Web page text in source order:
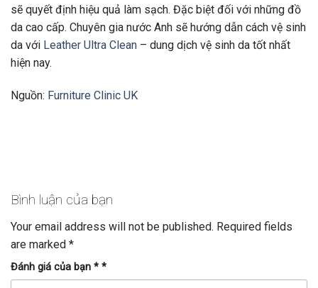
sẽ quyết định hiệu quả làm sạch. Đặc biệt đối với những đồ
da cao cấp. Chuyên gia nước Anh sẽ hướng dẫn cách vệ sinh
da với Leather Ultra Clean – dung dịch vệ sinh da tốt nhất
hiện nay.
Nguồn: Furniture Clinic UK
Bình luận của bạn
Your email address will not be published. Required fields
are marked *
Đánh giá của bạn * *